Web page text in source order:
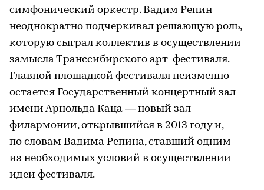
симфонический оркестр. Вадим Репин
неоднократно подчеркивал решающую роль,
которую сыграл коллектив в осуществлении
замысла Транссибирского арт-фестиваля.
Главной площадкой фестиваля неизменно
остается Государственный концертный зал
имени Арнольда Каца — новый зал
филармонии, открывшийся в 2013 году и,
по словам Вадима Репина, ставший одним
из необходимых условий в осуществлении
идеи фестиваля.